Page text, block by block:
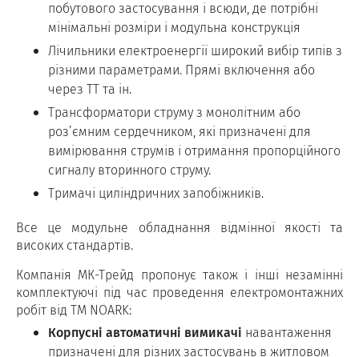
побутового застосування і всюди, де потрібні
мінімальні розміри і модульна конструкція
Лічильники електроенергії широкий вибір типів з
різними параметрами. Прямі включення або
через ТТ та ін.
Трансформатори струму з монолітним або
роз’ємним сердечником, які призначені для
вимірювання струмів і отримання пропорційного
сигналу вторинного струму.
Тримачі циліндричних запобіжників.
Все це модульне обладнання відмінної якості та
високих стандартів.
Компанія МК-Трейд пропонує також і інші незамінні
комплектуючі під час проведення електромонтажних
робіт від ТМ NOARK:
Корпусні автоматичні вимикачі навантаження
призначені для різних застосувань в житловом